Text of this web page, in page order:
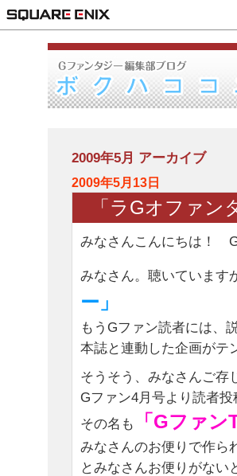
2009年5月 アーカイブ
2009年5月13日
「ラGオファン
みなさんこんにちは！
みなさん。聴いています
ー」
もうGファン読者には、
本誌と連動した企画がテ
そうそう、みなさんご存
Gファン4月号より読者
その名も
「Gファン
みなさんのお便りで作ら
とみなさんお便りがな